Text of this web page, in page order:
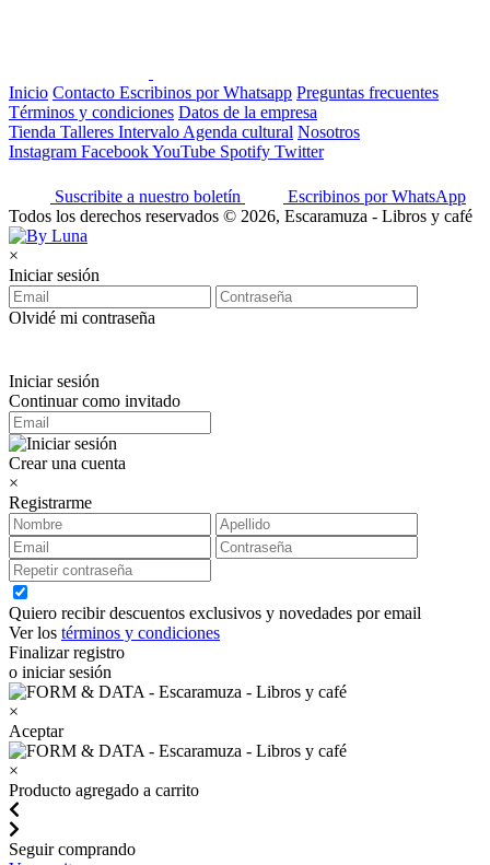
Inicio Contacto Escribinos por Whatsapp Preguntas frecuentes
Términos y condiciones Datos de la empresa
Tienda Talleres Intervalo Agenda cultural Nosotros
Instagram FacebookYouTube Spotify Twitter
Suscribite a nuestro boletín
Escribinos por WhatsApp
Todos los derechos reservados © 2026, Escaramuza - Libros y café
×
Iniciar sesión
Olvidé mi contraseña
Iniciar sesión
Continuar como invitado
Crear una cuenta
×
Registrarme
Quiero recibir descuentos exclusivos y novedades por email
Ver los términos y condiciones
Finalizar registro
o iniciar sesión
×
Aceptar
×
Producto agregado a carrito
Seguir comprando